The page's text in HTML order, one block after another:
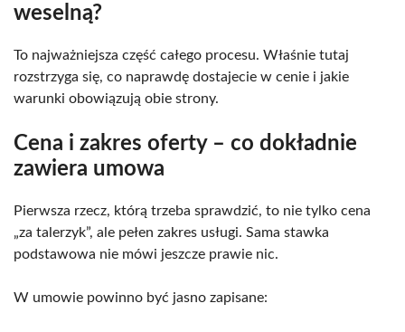
weselną?
To najważniejsza część całego procesu. Właśnie tutaj
rozstrzyga się, co naprawdę dostajecie w cenie i jakie
warunki obowiązują obie strony.
Cena i zakres oferty – co dokładnie
zawiera umowa
Pierwsza rzecz, którą trzeba sprawdzić, to nie tylko cena
„za talerzyk”, ale pełen zakres usługi. Sama stawka
podstawowa nie mówi jeszcze prawie nic.
W umowie powinno być jasno zapisane: